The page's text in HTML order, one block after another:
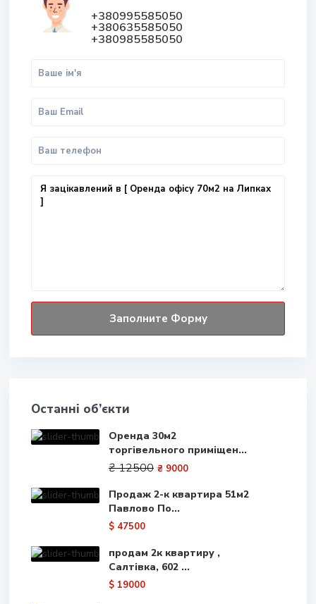
+380995585050
+380635585050
+380985585050
Останні об’єкти
Оренда 30м2
торгівельного приміщен...
₴ 12500 ₴ 9000
Продаж 2-к квартира 51м2
Павлово По...
$ 47500
продам 2к квартиру ,
Салтівка, 602 ...
$ 19000